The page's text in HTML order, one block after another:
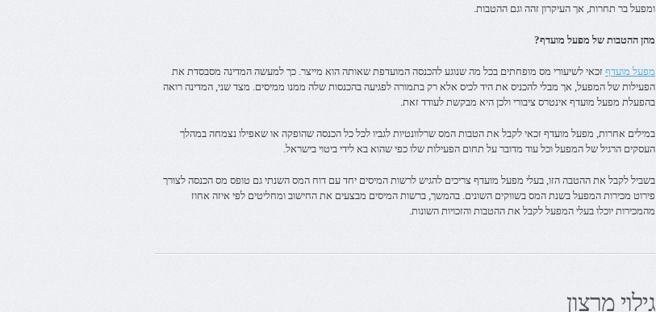
ומפעל בר תחרות, אך העיקרון זהה וגם ההטבות.
מהן ההטבות של מפעל מועדף?
מפעל מועדף זכאי לשיעורי מס מופחתים בכל מה שנוגע להכנסה המועדפת שאותה הוא מייצר. כך למעשה המדינה מסבסדת את
הפעילות של המפעל, אך מבלי להכניס את היד לכיס אלא רק בתמורה לפגיעה בהכנסות שלה ממנו ממיסים. מצד שני, המדינה רואה
בהפעלת מפעל מועדף אינטרס ציבורי ולכן היא מבקשת לעודד זאת.
במילים אחרות, מפעל מועדף זכאי לקבל את הטבות המס שרלוונטיות לגביו לכל כל הכנסה שהופקה או שאפילו נצמחה במהלך
העסקים הרגיל של המפעל וכל עוד מדובר על תחום הפעילות שלו כפי שהוא בא לידי ביטוי בישראל.
בשביל לקבל את ההטבה הזו, בעלי מפעל מועדף צריכים להגיש לרשות המיסים יחד עם דוח המס השנתי גם טופס מס הכנסה לצורך
פירוט מכירות המפעל בשנת המס בשווקים השונים. בהמשך, ברשות המיסים מבצעים את החישוב ומחליטים לפי איזה אחוז
מהמכירות יוכלו בעלי המפעל לקבל את ההטבות והזכויות השונות.
גילוי מרצון